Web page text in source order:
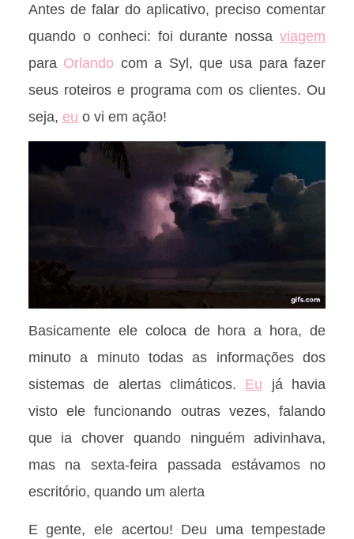
Antes de falar do aplicativo, preciso comentar
quando o conheci: foi durante nossaviagem
para Orlando com a Syl, que usa para fazer
seus roteiros e programa com os clientes. Ou
seja, eu o vi em ação!
Basicamente ele coloca de hora a hora, de
minuto a minuto todas as informações dos
sistemas de alertas climáticos. Eu já havia
visto ele funcionando outras vezes, falando
que ia chover quando ninguém adivinhava,
mas na sexta-feira passada estávamos no
escritório, quando um alerta
E gente, ele acertou! Deu uma tempestade